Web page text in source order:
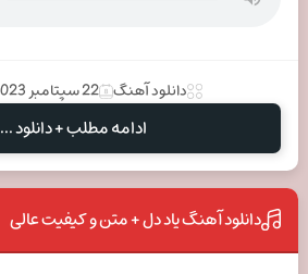
دانلود آهنگ 22 سپتامبر 2023
ادامه مطلب + دانلود ...
دانلود آهنگ یاد دل + متن و کیفیت عالی